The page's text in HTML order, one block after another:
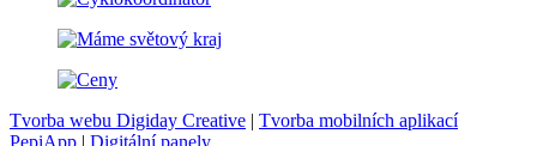
Tvorba webu Digiday Creative | Tvorba mobilních aplikací
PepiApp | Digitální panely